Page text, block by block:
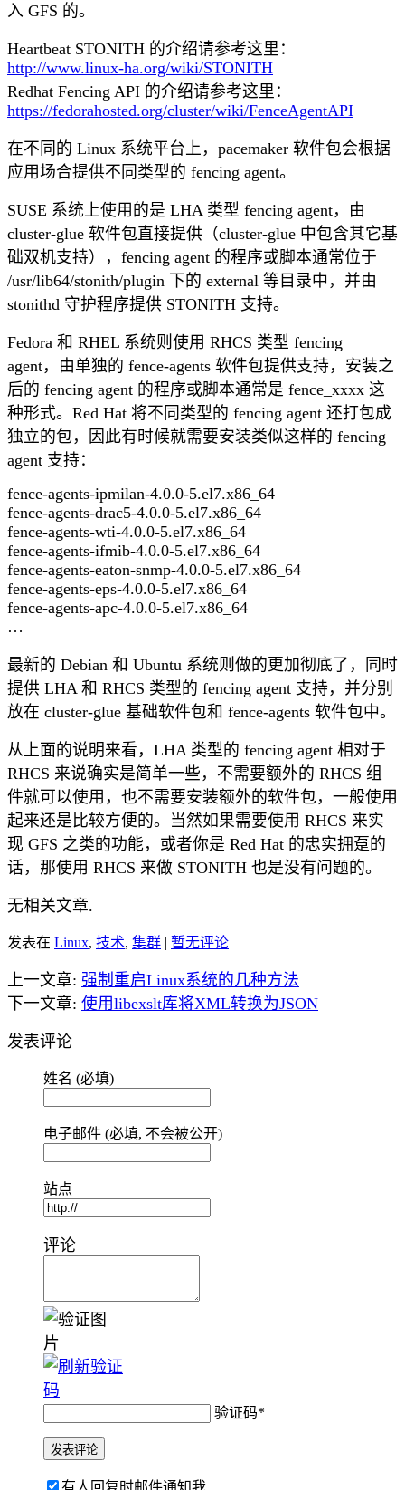
入 GFS 的。
Heartbeat STONITH 的介绍请参考这里：
http://www.linux-ha.org/wiki/STONITH
Redhat Fencing API 的介绍请参考这里：
https://fedorahosted.org/cluster/wiki/FenceAgentAPI
在不同的 Linux 系统平台上，pacemaker 软件包会根据
应用场合提供不同类型的 fencing agent。
SUSE 系统上使用的是 LHA 类型 fencing agent，由
cluster-glue 软件包直接提供（cluster-glue 中包含其它基
础双机支持），fencing agent 的程序或脚本通常位于
/usr/lib64/stonith/plugin 下的 external 等目录中，并由
stonithd 守护程序提供 STONITH 支持。
Fedora 和 RHEL 系统则使用 RHCS 类型 fencing
agent，由单独的 fence-agents 软件包提供支持，安装之
后的 fencing agent 的程序或脚本通常是 fence_xxxx 这
种形式。Red Hat 将不同类型的 fencing agent 还打包成
独立的包，因此有时候就需要安装类似这样的 fencing
agent 支持：
fence-agents-ipmilan-4.0.0-5.el7.x86_64
fence-agents-drac5-4.0.0-5.el7.x86_64
fence-agents-wti-4.0.0-5.el7.x86_64
fence-agents-ifmib-4.0.0-5.el7.x86_64
fence-agents-eaton-snmp-4.0.0-5.el7.x86_64
fence-agents-eps-4.0.0-5.el7.x86_64
fence-agents-apc-4.0.0-5.el7.x86_64
…
最新的 Debian 和 Ubuntu 系统则做的更加彻底了，同时
提供 LHA 和 RHCS 类型的 fencing agent 支持，并分别
放在 cluster-glue 基础软件包和 fence-agents 软件包中。
从上面的说明来看，LHA 类型的 fencing agent 相对于
RHCS 来说确实是简单一些，不需要额外的 RHCS 组
件就可以使用，也不需要安装额外的软件包，一般使用
起来还是比较方便的。当然如果需要使用 RHCS 来实
现 GFS 之类的功能，或者你是 Red Hat 的忠实拥趸的
话，那使用 RHCS 来做 STONITH 也是没有问题的。
无相关文章.
发表在 Linux, 技术, 集群 | 暂无评论
上一文章: 强制重启Linux系统的几种方法
下一文章: 使用libexslt库将XML转换为JSON
发表评论
姓名 (必填)
电子邮件 (必填, 不会被公开)
站点
评论
验证码*
有人回复时邮件通知我